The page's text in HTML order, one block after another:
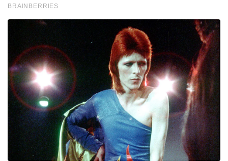
BRAINBERRIES